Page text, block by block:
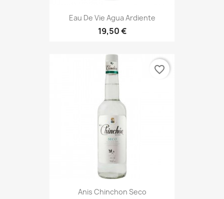
Eau De Vie Agua Ardiente
19,50 €
Anis Chinchon Seco
favorite_border